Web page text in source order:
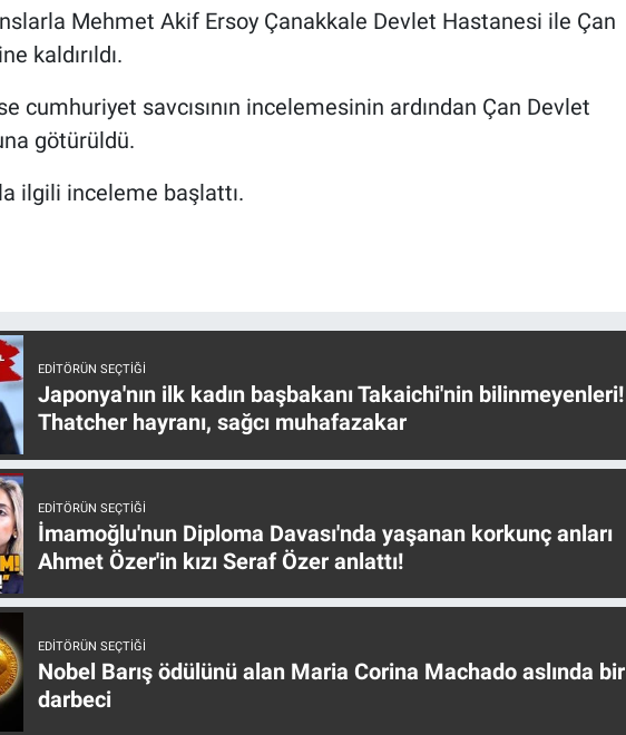
Mehmet Akif Ersoy Çanakkale Devlet Hastanesi ile Çan
kaldırıldı.
cumhuriyet savcısının incelemesinin ardından Çan Devlet
götürüldü.
ilgili inceleme başlattı.
EDITÖRÜN SEÇTIĞI
Japonya'nın ilk kadın başbakanı Takaichi'nin bilinmeyenleri!
Thatcher hayranı, sağcı muhafazakar
EDITÖRÜN SEÇTIĞI
İmamoğlu'nun Diploma Davası'nda yaşanan korkunç anları
Ahmet Özer'in kızı Seraf Özer anlattı!
EDITÖRÜN SEÇTIĞI
Nobel Barış ödülünü alan Maria Corina Machado aslında bir
darbeci